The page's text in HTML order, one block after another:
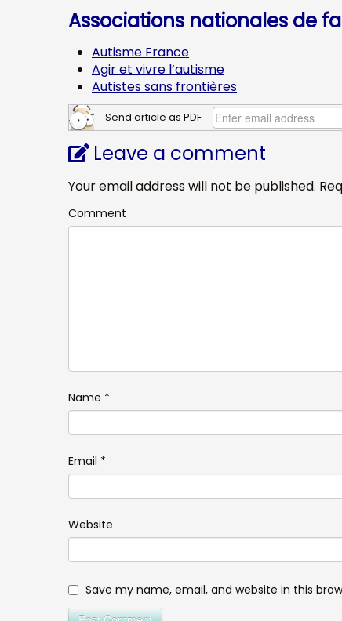
Associations nationales de
Autisme France
Agir et vivre l’autisme
Autistes sans frontières
Send article as PDF
Leave a comment
Your email address will not be published.
Comment
Name *
Email *
Website
Save my name, email, and website in this